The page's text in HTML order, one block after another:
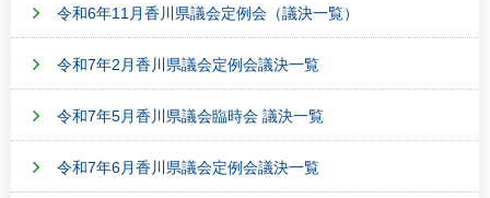
令和6年11月香川県議会定例会（議決一覧）
令和7年2月香川県議会定例会議決一覧
令和7年5月香川県議会臨時会 議決一覧
令和7年6月香川県議会定例会議決一覧